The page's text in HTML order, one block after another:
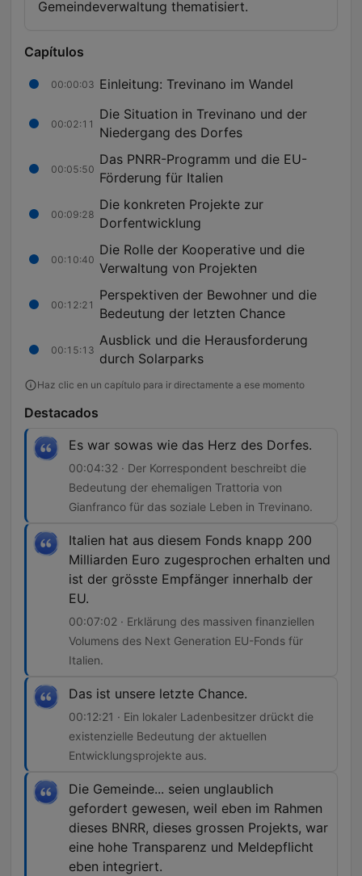
Gemeindeverwaltung thematisiert.
Capítulos
00:00:03 Einleitung: Trevinano im Wandel
00:02:11
Die Situation in Trevinano und der
Niedergang des Dorfes
00:05:50
Das PNRR-Programm und die EU-
Förderung für Italien
00:09:28
Die konkreten Projekte zur
Dorfentwicklung
00:10:40
Die Rolle der Kooperative und die
Verwaltung von Projekten
00:12:21
Perspektiven der Bewohner und die
Bedeutung der letzten Chance
00:15:13
Ausblick und die Herausforderung
durch Solarparks
Haz clic en un capítulo para ir directamente a ese momento
Destacados
Es war sowas wie das Herz des Dorfes.
00:04:32 · Der Korrespondent beschreibt die
Bedeutung der ehemaligen Trattoria von
Gianfranco für das soziale Leben in Trevinano.
Italien hat aus diesem Fonds knapp 200
Milliarden Euro zugesprochen erhalten und
ist der grösste Empfänger innerhalb der
EU.
00:07:02 · Erklärung des massiven finanziellen
Volumens des Next Generation EU-Fonds für
Italien.
Das ist unsere letzte Chance.
00:12:21 · Ein lokaler Ladenbesitzer drückt die
existenzielle Bedeutung der aktuellen
Entwicklungsprojekte aus.
Die Gemeinde... seien unglaublich
gefordert gewesen, weil eben im Rahmen
dieses BNRR, dieses grossen Projekts, war
eine hohe Transparenz und Meldepflicht
eben integriert.